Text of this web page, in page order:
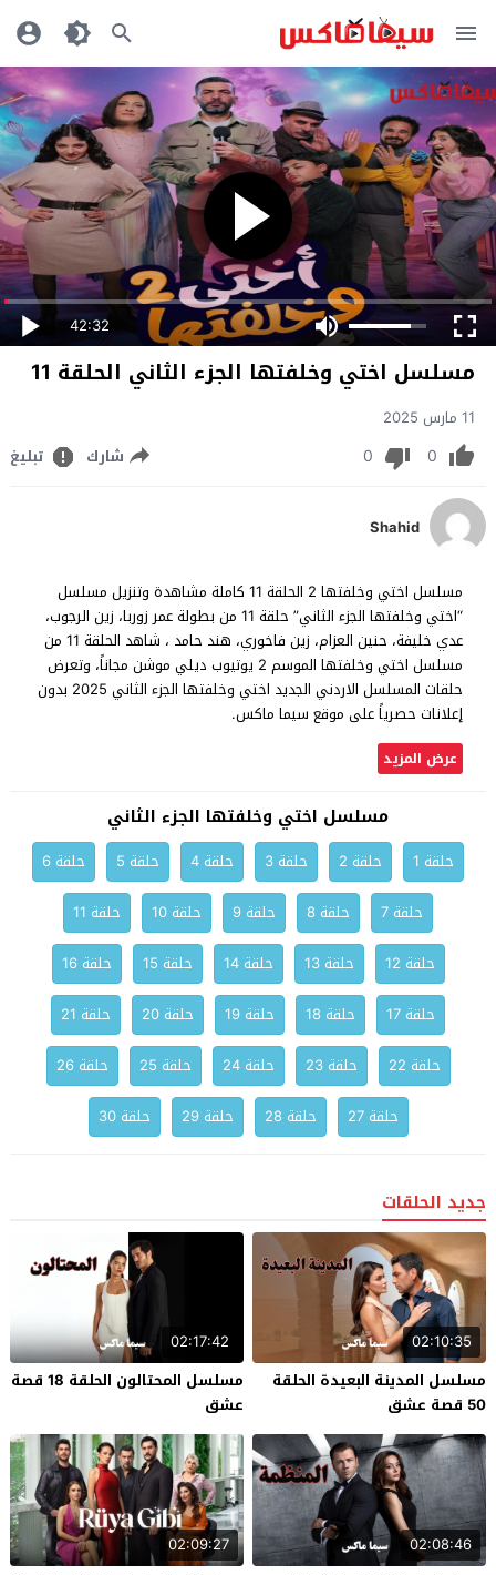
42:32
مسلسل اختي وخلفتها الجزء الثاني الحلقة 11
11 مارس 2025
0
0 شارك تبليغ
Shahid
مسلسل اختي وخلفتها 2 الحلقة 11 كاملة مشاهدة وتنزيل مسلسل
“اختي وخلفتها الجزء الثاني” حلقة 11 من بطولة عمر زوربا، زين الرجوب،
عدي خليفة، حنين العزام، زين فاخوري، هند حامد ، شاهد الحلقة 11 من
مسلسل اختي وخلفتها الموسم 2 يوتيوب ديلي موشن مجاناً، وتعرض
حلقات المسلسل الاردني الجديد اختي وخلفتها الجزء الثاني 2025 بدون
إعلانات حصرياً على موقع سيما ماكس.
عرض المزيد
مسلسل اختي وخلفتها الجزء الثاني
حلقة 1 حلقة 2 حلقة 3 حلقة 4 حلقة 5
حلقة 6
حلقة 7
حلقة 8 حلقة 9 حلقة 10
حلقة 11
حلقة 12
حلقة 13 حلقة 14 حلقة 15
حلقة 16
حلقة 17
حلقة 18 حلقة 19 حلقة 20
حلقة 21
حلقة 22
حلقة 23 حلقة 24 حلقة 25
حلقة 26
حلقة 27
حلقة 28 حلقة 29 حلقة 30
جديد الحلقات
02:10:35
مسلسل المدينة البعيدة الحلقة
50 قصة عشق
02:17:42
مسلسل المحتالون الحلقة 18 قصة
عشق
02:08:46
02:09:27